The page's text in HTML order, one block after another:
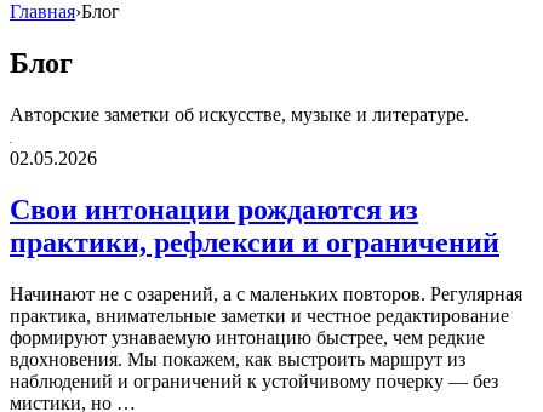
Главная›Блог
Блог
Авторские заметки об искусстве, музыке и литературе.
02.05.2026
Свои интонации рождаются из
практики, рефлексии и ограничений
Начинают не с озарений, а с маленьких повторов. Регулярная
практика, внимательные заметки и честное редактирование
формируют узнаваемую интонацию быстрее, чем редкие
вдохновения. Мы покажем, как выстроить маршрут из
наблюдений и ограничений к устойчивому почерку — без
мистики, но …